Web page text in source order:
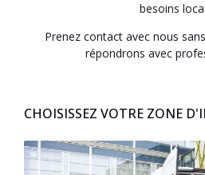
besoins
Prenez contact avec nous
répondrons avec
CHOISISSEZ VOTRE ZONE